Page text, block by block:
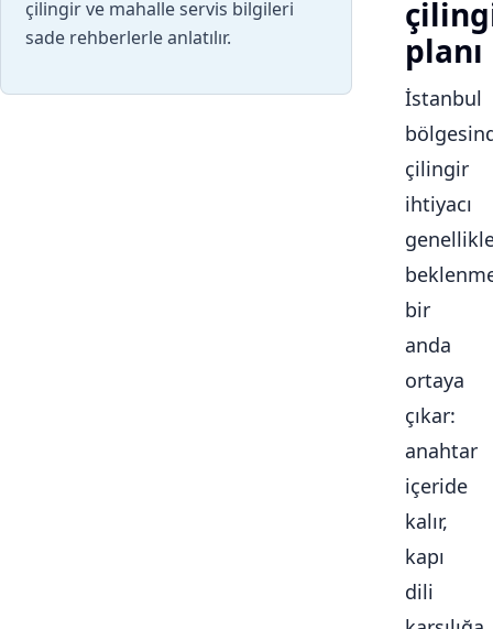
çilingir ve mahalle servis bilgileri
sade rehberlerle anlatılır.
planı
İstanbul
çilingir
ihtiyacı
bir
anda
ortaya
çıkar:
anahtar
içeride
kalır,
kapı
dili